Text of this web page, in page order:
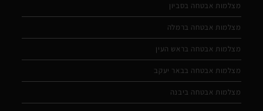
מצלמות אבטחה בסביון
מצלמות אבטחה ברמלה
מצלמות אבטחה בראש העין
מצלמות אבטחה בבאר יעקב
מצלמות אבטחה ביבנה